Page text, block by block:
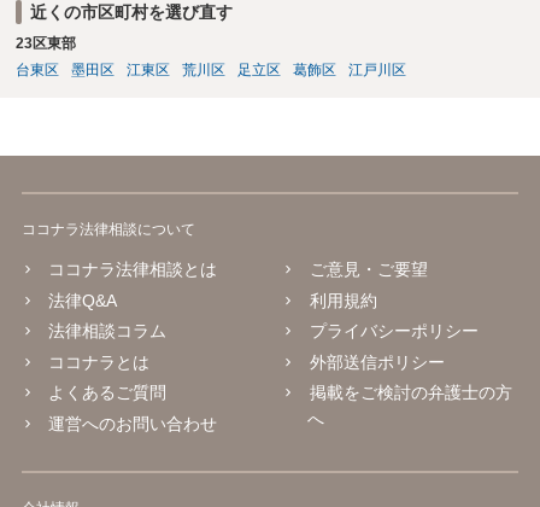
近くの市区町村を選び直す
23区東部
台東区
墨田区 江東区 荒川区 足立区 葛飾区 江戸川区
ココナラ法律相談について
ココナラ法律相談とは
法律Q&A
法律相談コラム
ココナラとは
よくあるご質問
運営へのお問い合わせ
ご意見・ご要望
利用規約
プライバシーポリシー
外部送信ポリシー
掲載をご検討の弁護士の方
へ